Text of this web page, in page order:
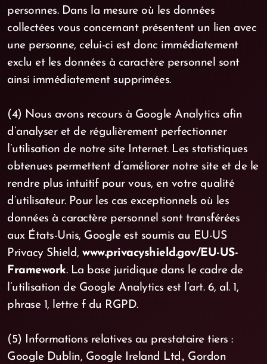
personnes. Dans la mesure où les données
collectées vous concernant présentent un lien avec
une personne, celui-ci est donc immédiatement
exclu et les données à caractère personnel sont
ainsi immédiatement supprimées.
(4) Nous avons recours à Google Analytics afin
d’analyser et de régulièrement perfectionner
l’utilisation de notre site Internet. Les statistiques
obtenues permettent d’améliorer notre site et de le
rendre plus intuitif pour vous, en votre qualité
d’utilisateur. Pour les cas exceptionnels où les
données à caractère personnel sont transférées
aux États-Unis, Google est soumis au EU-US
Privacy Shield, www.privacyshield.gov/EU-US-
Framework. La base juridique dans le cadre de
l’utilisation de Google Analytics est l’art. 6, al. 1,
phrase 1, lettre f du RGPD.
(5) Informations relatives au prestataire tiers :
Google Dublin, Google Ireland Ltd., Gordon